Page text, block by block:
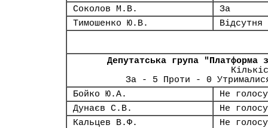
Соколов М.В.
За
Тимошенко Ю.В.
Відсутня
Депутатська група
За - 5 Проти - 0
Бойко Ю.А.
Не
Дунаєв С.В.
Не
Кальцев В.Ф.
Не